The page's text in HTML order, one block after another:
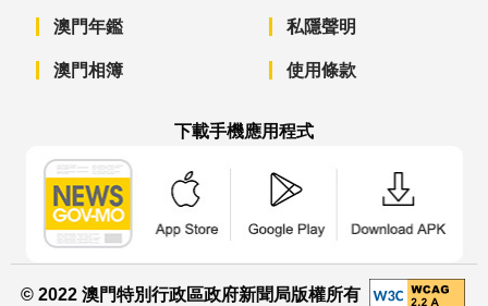
澳門年鑑
澳門相簿
私隱聲明
使用條款
下載手機應用程式
© 2022 澳門特別行政區政府新聞局版權所有